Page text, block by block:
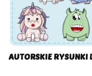
AUTORSKIE RYSUNKI